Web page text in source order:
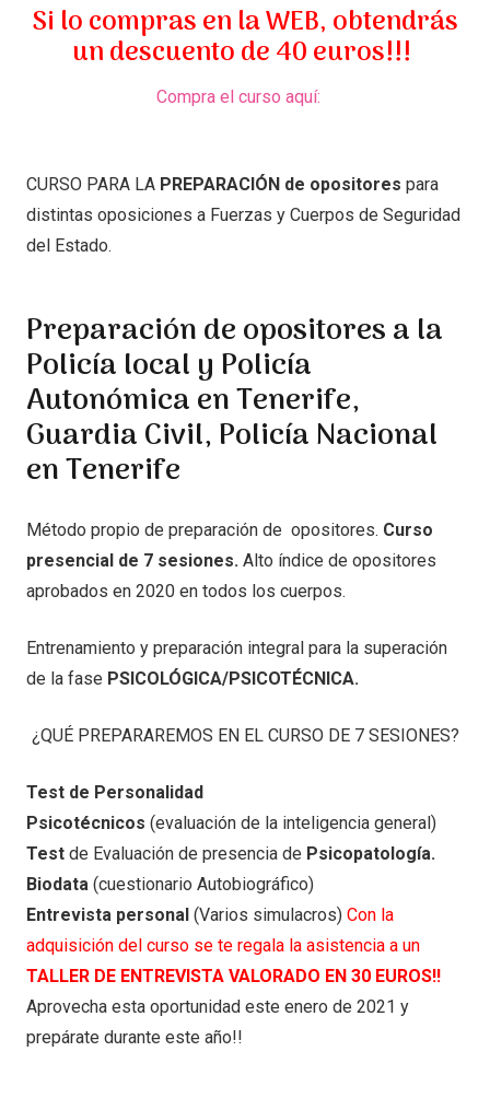
Si lo compras en la WEB, obtendrás
un descuento de 40 euros!!!
Compra el curso aquí:
CURSO PARA LA PREPARACIÓN de opositores para
distintas oposiciones a Fuerzas y Cuerpos de Seguridad
del Estado.
Preparación deopositores a la
Policía local y Policía
Autonómica en Tenerife,
Guardia Civil, Policía Nacional
en Tenerife
Método propio de preparación de opositores. Curso
presencial de 7 sesiones. Alto índice de opositores
aprobados en 2020 en todos los cuerpos.
Entrenamiento y preparación integral para la superación
de la fase PSICOLÓGICA/PSICOTÉCNICA.
¿QUÉ PREPARAREMOS EN EL CURSO DE 7 SESIONES?
Test de Personalidad
Psicotécnicos (evaluación de la inteligencia general)
Test de Evaluación de presencia de Psicopatología.
Biodata (cuestionario Autobiográfico)
Entrevista personal (Varios simulacros) Con la
adquisición del curso se te regala la asistencia a un
TALLER DE ENTREVISTA VALORADO EN 30 EUROS!!
Aprovecha esta oportunidad este enero de 2021 y
prepárate durante este año!!